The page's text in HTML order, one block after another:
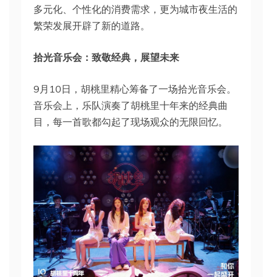
多元化、个性化的消费需求，更为城市夜生活的
繁荣发展开辟了新的道路。
拾光音乐会 ：致敬经典，展望未来
9月10日，胡桃里精心筹备了一场拾光音乐会。
音乐会上，乐队演奏了胡桃里十年来的经典曲
目，每一首歌都勾起了现场观众的无限回忆。